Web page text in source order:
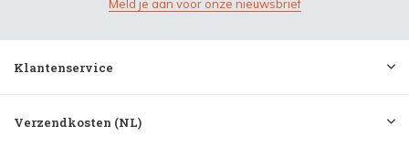
Meld je aan voor onze nieuwsbrief
Klantenservice
Verzendkosten (NL)